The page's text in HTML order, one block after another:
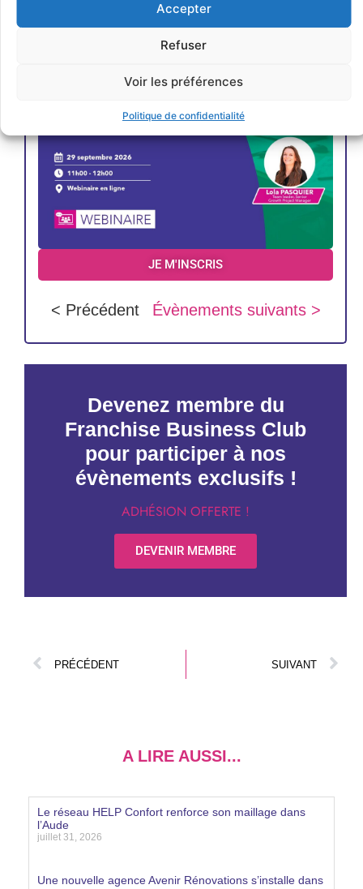
Accepter
Refuser
Voir les préférences
Politique de confidentialité
JE M'INSCRIS
< Précédent Évènements suivants >
Devenez membre du
Franchise Business Club
pour participer à nos
évènements exclusifs !
ADHÉSION OFFERTE !
DEVENIR MEMBRE
PRÉCÉDENT SUIVANT
A LIRE AUSSI...
Le réseau HELP Confort renforce son maillage dans
l’Aude
juillet 31, 2026
Une nouvelle agence Avenir Rénovations s’installe dans